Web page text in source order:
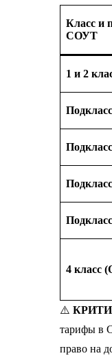
Класс и
СОУТ
1 и 2
4 класс
⚠️
тарифы в
право на